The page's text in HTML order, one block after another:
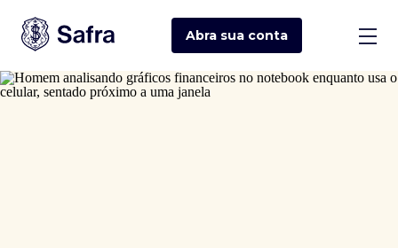
Abra sua conta